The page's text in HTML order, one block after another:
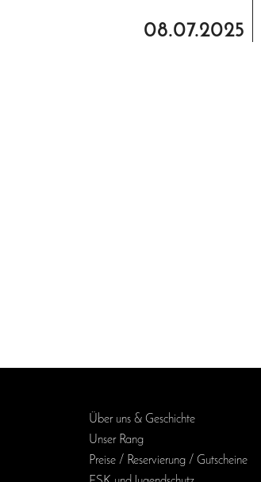
08.07.2025
Über uns & Geschichte
Unser Rang
Preise / Reservierung / Gutscheine